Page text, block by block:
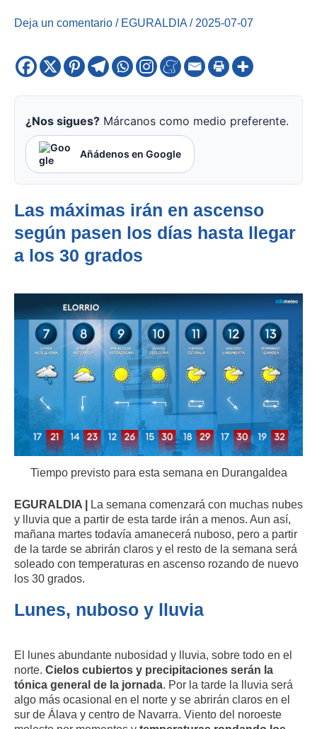
Deja un comentario / EGURALDIA / 2025-07-07
¿Nos sigues? Márcanos como medio preferente.
Añádenos en Google
Las máximas irán en ascenso
según pasen los días hasta llegar
a los 30 grados
Tiempo previsto para esta semana en Durangaldea
EGURALDIA |
La semana comenzará con muchas nubes
y lluvia que a partir de esta tarde irán a menos. Aun así,
mañana martes todavía amanecerá nuboso, pero a partir
de la tarde se abrirán claros y el resto de la semana será
soleado con temperaturas en ascenso rozando de nuevo
los 30 grados.
Lunes, nuboso y lluvia
El lunes abundante nubosidad y lluvia, sobre todo en el
norte. Cielos cubiertos y precipitaciones serán la
tónica general de la jornada. Por la tarde la lluvia será
algo más ocasional en el norte y se abrirán claros en el
sur de Álava y centro de Navarra. Viento del noroeste